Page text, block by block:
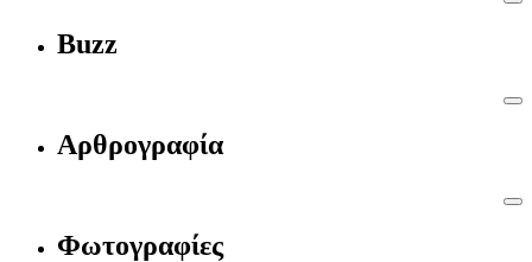
Buzz
Αρθρογραφία
Φωτογραφίες